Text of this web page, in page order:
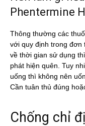
Phentermine
Thông thường các
với quy định trong đơn
về thời gian sử dụng
phát hiện quên. Tuy
uống thì không nên
Cần tuân thủ đúng
Chống chỉ